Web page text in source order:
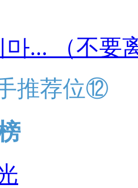
... （不要
推荐位⑫